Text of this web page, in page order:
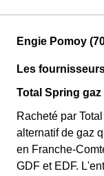
Engie Pomoy
Les
Total Spring
Racheté par
alternatif de gaz
en Franche-
GDF et EDF.